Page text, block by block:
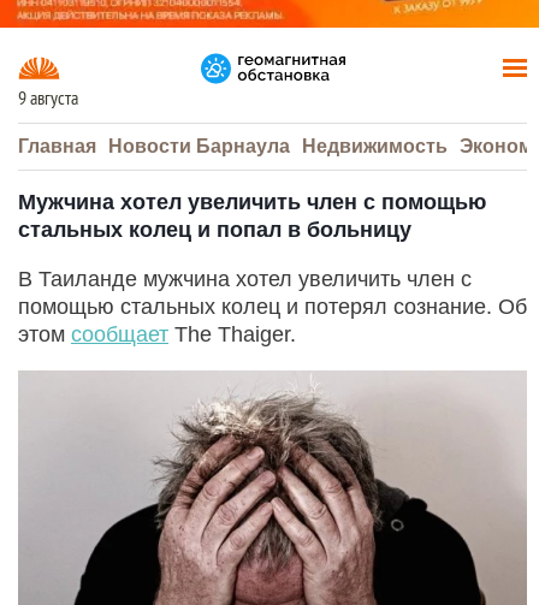
9 августа
Главная Новости Барнаула Недвижимость
Мужчина хотел увеличить член с помощью
стальных колец и попал в больницу
В Таиланде мужчина хотел увеличить член с
помощью стальных колец и потерял сознание. Об
этом сообщает The Thaiger.